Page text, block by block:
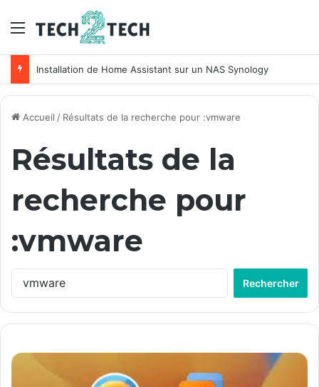
Menu
Accueil / Résultats de la recherche pour :vmware
Résultats de la
recherche pour
:vmware
h
r